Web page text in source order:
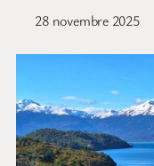
28 novembre 2025